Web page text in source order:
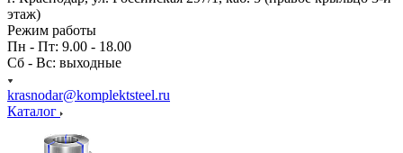
этаж)
Режим работы
Пн - Пт: 9.00 - 18.00
Сб - Вс: выходные
krasnodar@komplektsteel.ru
Каталог